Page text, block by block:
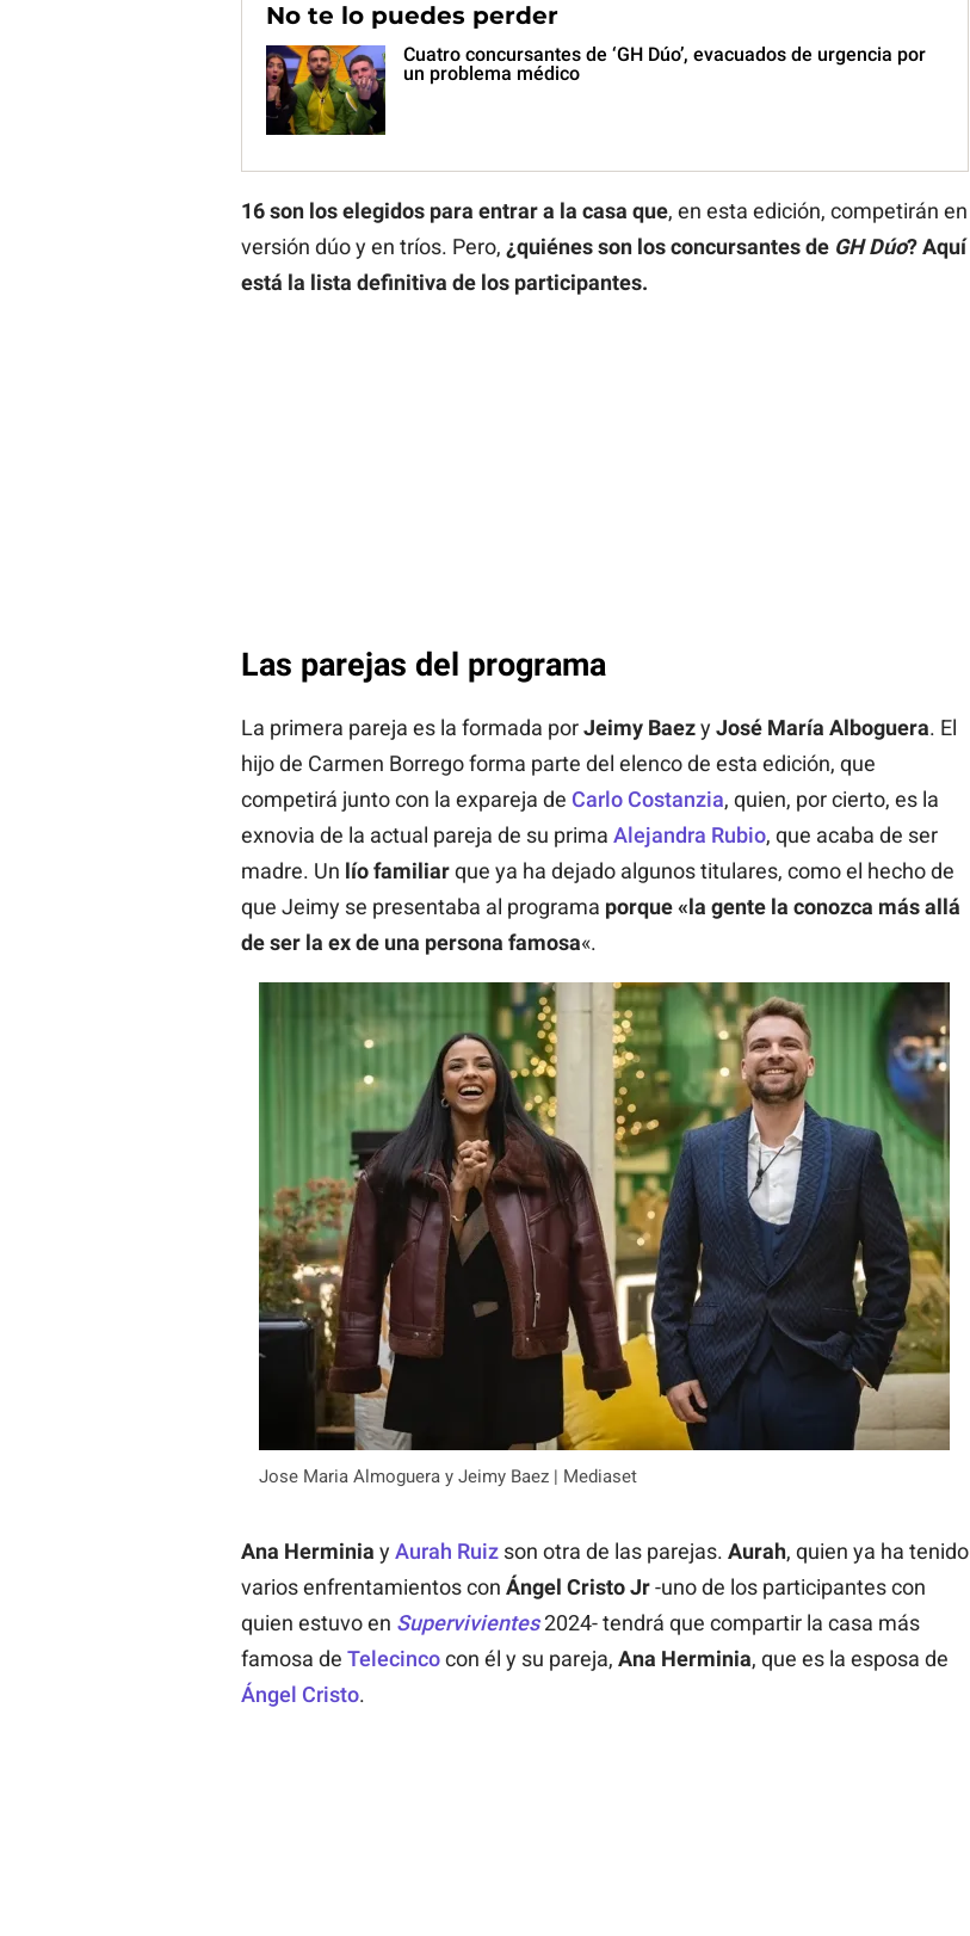
No te lo puedes perder
Cuatro concursantes de ‘GH Dúo’, evacuados de urgencia por
un problema médico
16 son los elegidos para entrar a la casa que, en esta edición, competirán en
versión dúo y en tríos. Pero, ¿quiénes son los concursantes de GH Dúo? Aquí
está la lista definitiva de los participantes.
Las parejas del programa
La primera pareja es la formada porJeimy Baezy José María Alboguera. El
hijo de Carmen Borrego forma parte del elenco de esta edición, que
competirá junto con la expareja de Carlo Costanzia, quien, por cierto, es la
exnovia de la actual pareja de su prima Alejandra Rubio, que acaba de ser
madre. Un lío familiarque ya ha dejado algunos titulares, como el hecho de
que Jeimy se presentaba al programa porque «la gente la conozca más allá
de ser la ex de una persona famosa«.
Jose Maria Almoguera y Jeimy Baez | Mediaset
Ana Herminia y Aurah Ruizson otra de las parejas. Aurah, quien ya ha tenido
varios enfrentamientos con Ángel Cristo Jr-uno de los participantes con
quien estuvo en Supervivientes2024- tendrá que compartir la casa más
famosa de Telecincocon él y su pareja, Ana Herminia, que es la esposa de
Ángel Cristo.